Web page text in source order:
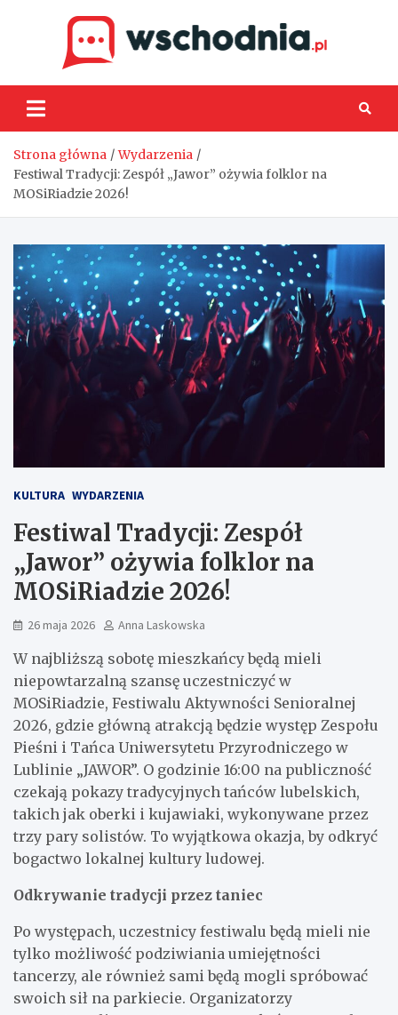
Strona główna
Wydarzenia
Festiwal Tradycji: Zespół „Jawor” ożywia folklor na
MOSiRiadzie 2026!
KULTURA WYDARZENIA
Festiwal Tradycji: Zespół
„Jawor” ożywia folklor na
MOSiRiadzie 2026!
26 maja 2026 Anna Laskowska
W najbliższą sobotę mieszkańcy będą mieli
niepowtarzalną szansę uczestniczyć w
MOSiRiadzie, Festiwalu Aktywności Senioralnej
2026, gdzie główną atrakcją będzie występ Zespołu
Pieśni i Tańca Uniwersytetu Przyrodniczego w
Lublinie „JAWOR”. O godzinie 16:00 na publiczność
czekają pokazy tradycyjnych tańców lubelskich,
takich jak oberki i kujawiaki, wykonywane przez
trzy pary solistów. To wyjątkowa okazja, by odkryć
bogactwo lokalnej kultury ludowej.
Odkrywanie tradycji przez taniec
Po występach, uczestnicy festiwalu będą mieli nie
tylko możliwość podziwiania umiejętności
tancerzy, ale również sami będą mogli spróbować
swoich sił na parkiecie. Organizatorzy